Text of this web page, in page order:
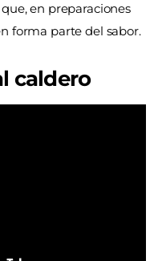
en preparaciones
forma parte del sabor.
caldero